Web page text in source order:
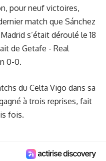
pour neuf victoires,
match que Sánchez
s’était déroulé le 18
de Getafe - Real
0-0.
du Celta Vigo dans sa
à trois reprises, fait
fois.